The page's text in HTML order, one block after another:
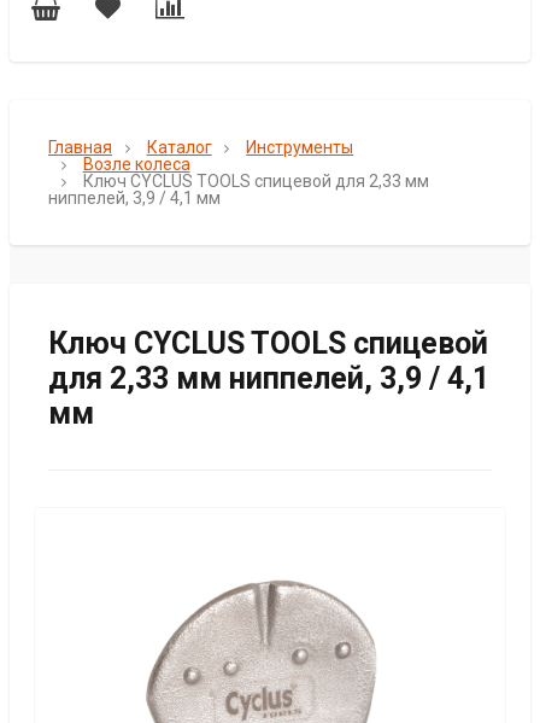
Главная Каталог
Инструменты
Возле колеса
Ключ CYCLUS TOOLS спицевой для 2,33 мм
ниппелей, 3,9 / 4,1 мм
Ключ CYCLUS TOOLS спицевой
для 2,33 мм ниппелей, 3,9 / 4,1
мм